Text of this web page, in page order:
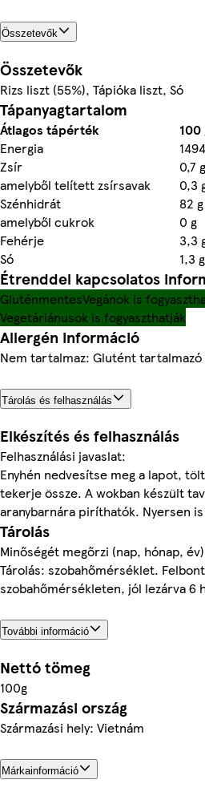
Összetevők
Összetevők
Rizs liszt (55%), Tápióka liszt, Só
Tápanyagtartalom
Átlagos tápérték
Energia
Zsír
0,7 g
amelyből telített zsírsavak
0,3
Szénhidrát
82 g
amelyből cukrok
0 g
Fehérje
3,3
Só
1,3 g
Étrenddel kapcsolatos
GluténmentesVegánok is
Vegetáriánusok is fogyaszthatják
Allergén információ
Nem tartalmaz: Glutént tartalmazó
Tárolás és felhasználás
Elkészítés és felhasználás
Felhasználási javaslat:
Enyhén nedvesítse meg a lapot,
tekerje össze. A wokban készült
aranybarnára piríthatók. Nyersen
Tárolás
Minőségét megőrzi (nap, hónap,
Tárolás: szobahőmérséklet.
szobahőmérsékleten, jól lezárva 6
További információ
Nettó tömeg
100g
Származási ország
Származási hely: Vietnám
Márkainformáció